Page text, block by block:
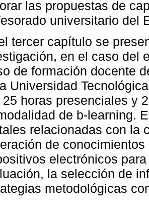
las propuestas de
universitario del
tercer capítulo se
en el caso del
de formación docente
Universidad
25 horas presenciales y
de b-learning.
relacionadas con la
de
electrónicos
la selección de
metodológicas